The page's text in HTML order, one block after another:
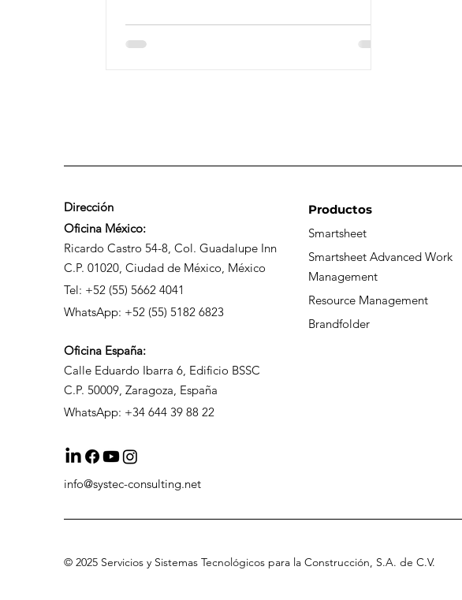
Dirección
Oficina México:
Ricardo Castro 54-8, Col. Guadalupe Inn
C.P. 01020, Ciudad de México, México
Tel: +52 (55) 5662 4041
WhatsApp: +52 (55) 5182 6823
Oficina España:
Calle Eduardo Ibarra 6, Edificio BSSC
C.P. 50009, Zaragoza, España
WhatsApp: +34 644 39 88 22
info@systec-consulting.net
Productos
Smartsheet
Resource Management
Brandfolder
Smartsheet Advanced Work
Management
© 2025 Servicios y Sistemas Tecnológicos para la Construcción, S.A.de C.V.